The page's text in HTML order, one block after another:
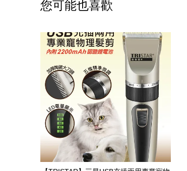
您可能也喜歡